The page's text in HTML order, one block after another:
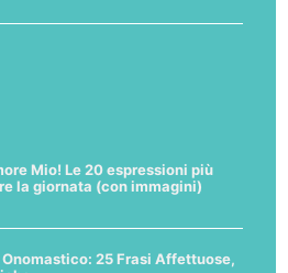
Mio! Le 20 espressioni più
la giornata (con immagini)
25 Frasi Affettuose,